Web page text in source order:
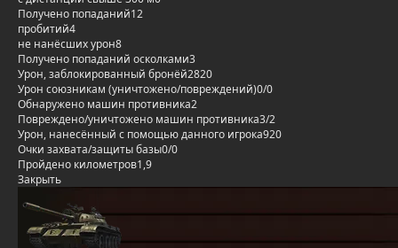
Получено попаданий12
пробитий4
не нанёсших урон8
Получено попаданий осколками3
Урон, заблокированный бронёй2820
Урон союзникам (уничтожено/повреждений)0/0
Обнаружено машин противника2
Повреждено/уничтожено машин противника3/2
Урон, нанесённый с помощью данного игрока920
Очки захвата/защиты базы0/0
Пройдено километров1,9
Закрыть